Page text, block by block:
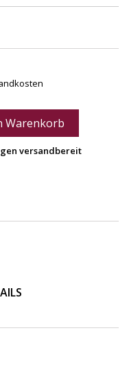
Warenkorb
versandbereit